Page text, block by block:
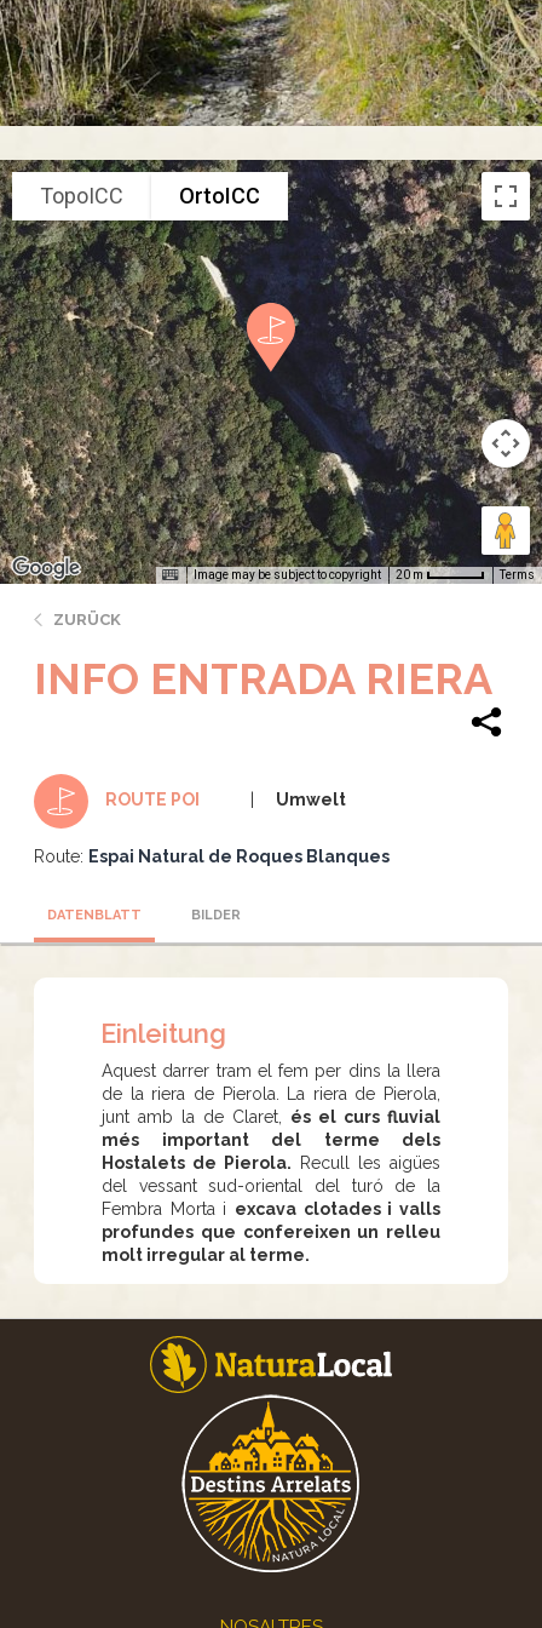
TopoICC OrtoICC
Image may be subject to copyright 20 m Terms
ZURÜCK
INFO ENTRADA RIERA
ROUTE POI Umwelt
Route: Espai Natural de Roques Blanques
DATENBLATT BILDER
Einleitung
Aquest darrer tram el fem per dins la llera
de la riera de Pierola. La riera de Pierola,
junt amb la de Claret, és el curs fluvial
més important del terme dels
Hostalets de Pierola. Recull les aigües
del vessant sud-oriental del turó de la
Fembra Morta i excava clotades i valls
profundes que confereixen un relleu
molt irregular al terme.